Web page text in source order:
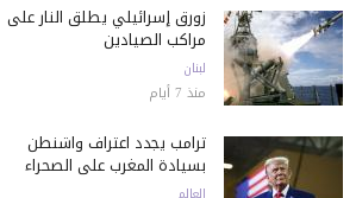
زورق إسرائيلي يطلق النار على
مراكب الصيادين
لبنان
منذ 7 أيام
ترامب يجدد اعتراف واشنطن
بسيادة المغرب على الصحراء
العالم